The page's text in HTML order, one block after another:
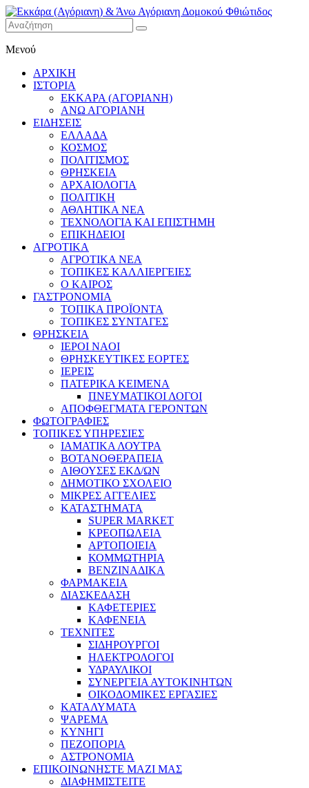
Εκκάρα
(Αγόριανη)
& Άνω
Αγόριανη
Δομοκού
Φθιώτιδος
Μενού
ΑΡΧΙΚΗ
ΙΣΤΟΡΙΑ
ΕΚΚΑΡΑ (ΑΓΟΡΙΑΝΗ)
ΑΝΩ ΑΓΟΡΙΑΝΗ
ΕΙΔΗΣΕΙΣ
ΕΛΛΑΔΑ
ΚΟΣΜΟΣ
ΠΟΛΙΤΙΣΜΟΣ
ΘΡΗΣΚΕΙΑ
ΑΡΧΑΙΟΛΟΓΙΑ
ΠΟΛΙΤΙΚΗ
ΑΘΛΗΤΙΚΑ ΝΕΑ
ΤΕΧΝΟΛΟΓΙΑ ΚΑΙ ΕΠΙΣΤΗΜΗ
ΕΠΙΚΗΔΕΙΟΙ
ΑΓΡΟΤΙΚΑ
ΑΓΡΟΤΙΚΑ ΝΕΑ
ΤΟΠΙΚΕΣ ΚΑΛΛΙΕΡΓΕΙΕΣ
Ο ΚΑΙΡΟΣ
ΓΑΣΤΡΟΝΟΜΙΑ
ΤΟΠΙΚΑ ΠΡΟΪΟΝΤΑ
ΤΟΠΙΚΕΣ ΣΥΝΤΑΓΕΣ
ΘΡΗΣΚΕΙΑ
IEPOI NAOI
ΘΡΗΣΚΕΥΤΙΚΕΣ ΕΟΡΤΕΣ
ΙΕΡΕΙΣ
ΠΑΤΕΡΙΚΑ ΚΕΙΜΕΝΑ
ΠΝΕΥΜΑΤΙΚΟΙ ΛΟΓΟΙ
ΑΠΟΦΘΕΓΜΑΤΑ ΓΕΡΟΝΤΩΝ
ΦΩΤΟΓΡΑΦΙΕΣ
ΤΟΠΙΚΕΣ ΥΠΗΡΕΣΙΕΣ
ΙΑΜΑΤΙΚΑ ΛΟΥΤΡΑ
ΒΟΤΑΝΟΘΕΡΑΠΕΙΑ
ΑΙΘΟΥΣΕΣ ΕΚΔ/ΩΝ
ΔΗΜΟΤΙΚΟ ΣΧΟΛΕΙΟ
ΜΙΚΡΕΣ ΑΓΓΕΛΙΕΣ
ΚΑΤΑΣΤΗΜΑΤΑ
SUPER MARKET
ΚΡΕΟΠΩΛΕΙΑ
ΑΡΤΟΠΟΙΕΙΑ
ΚΟΜΜΩΤΗΡΙΑ
ΒΕΝΖΙΝΑΔΙΚΑ
ΦΑΡΜΑΚΕΙΑ
ΔΙΑΣΚΕΔΑΣΗ
ΚΑΦΕΤΕΡΙΕΣ
ΚΑΦΕΝΕΙΑ
ΤΕΧΝΙΤΕΣ
ΣΙΔΗΡΟΥΡΓΟΙ
ΗΛΕΚΤΡΟΛΟΓΟΙ
ΥΔΡΑΥΛΙΚΟΙ
ΣΥΝΕΡΓΕΙΑ ΑΥΤΟΚΙΝΗΤΩΝ
ΟΙΚΟΔΟΜΙΚΕΣ ΕΡΓΑΣΙΕΣ
ΚΑΤΑΛΥΜΑΤΑ
ΨΑΡΕΜΑ
ΚΥΝΗΓΙ
ΠΕΖΟΠΟΡΙΑ
ΑΣΤΡΟΝΟΜΙΑ
ΕΠΙΚΟΙΝΩΝΗΣΤΕ ΜΑΖΙ ΜΑΣ
ΔΙΑΦΗΜΙΣΤΕΙΤΕ